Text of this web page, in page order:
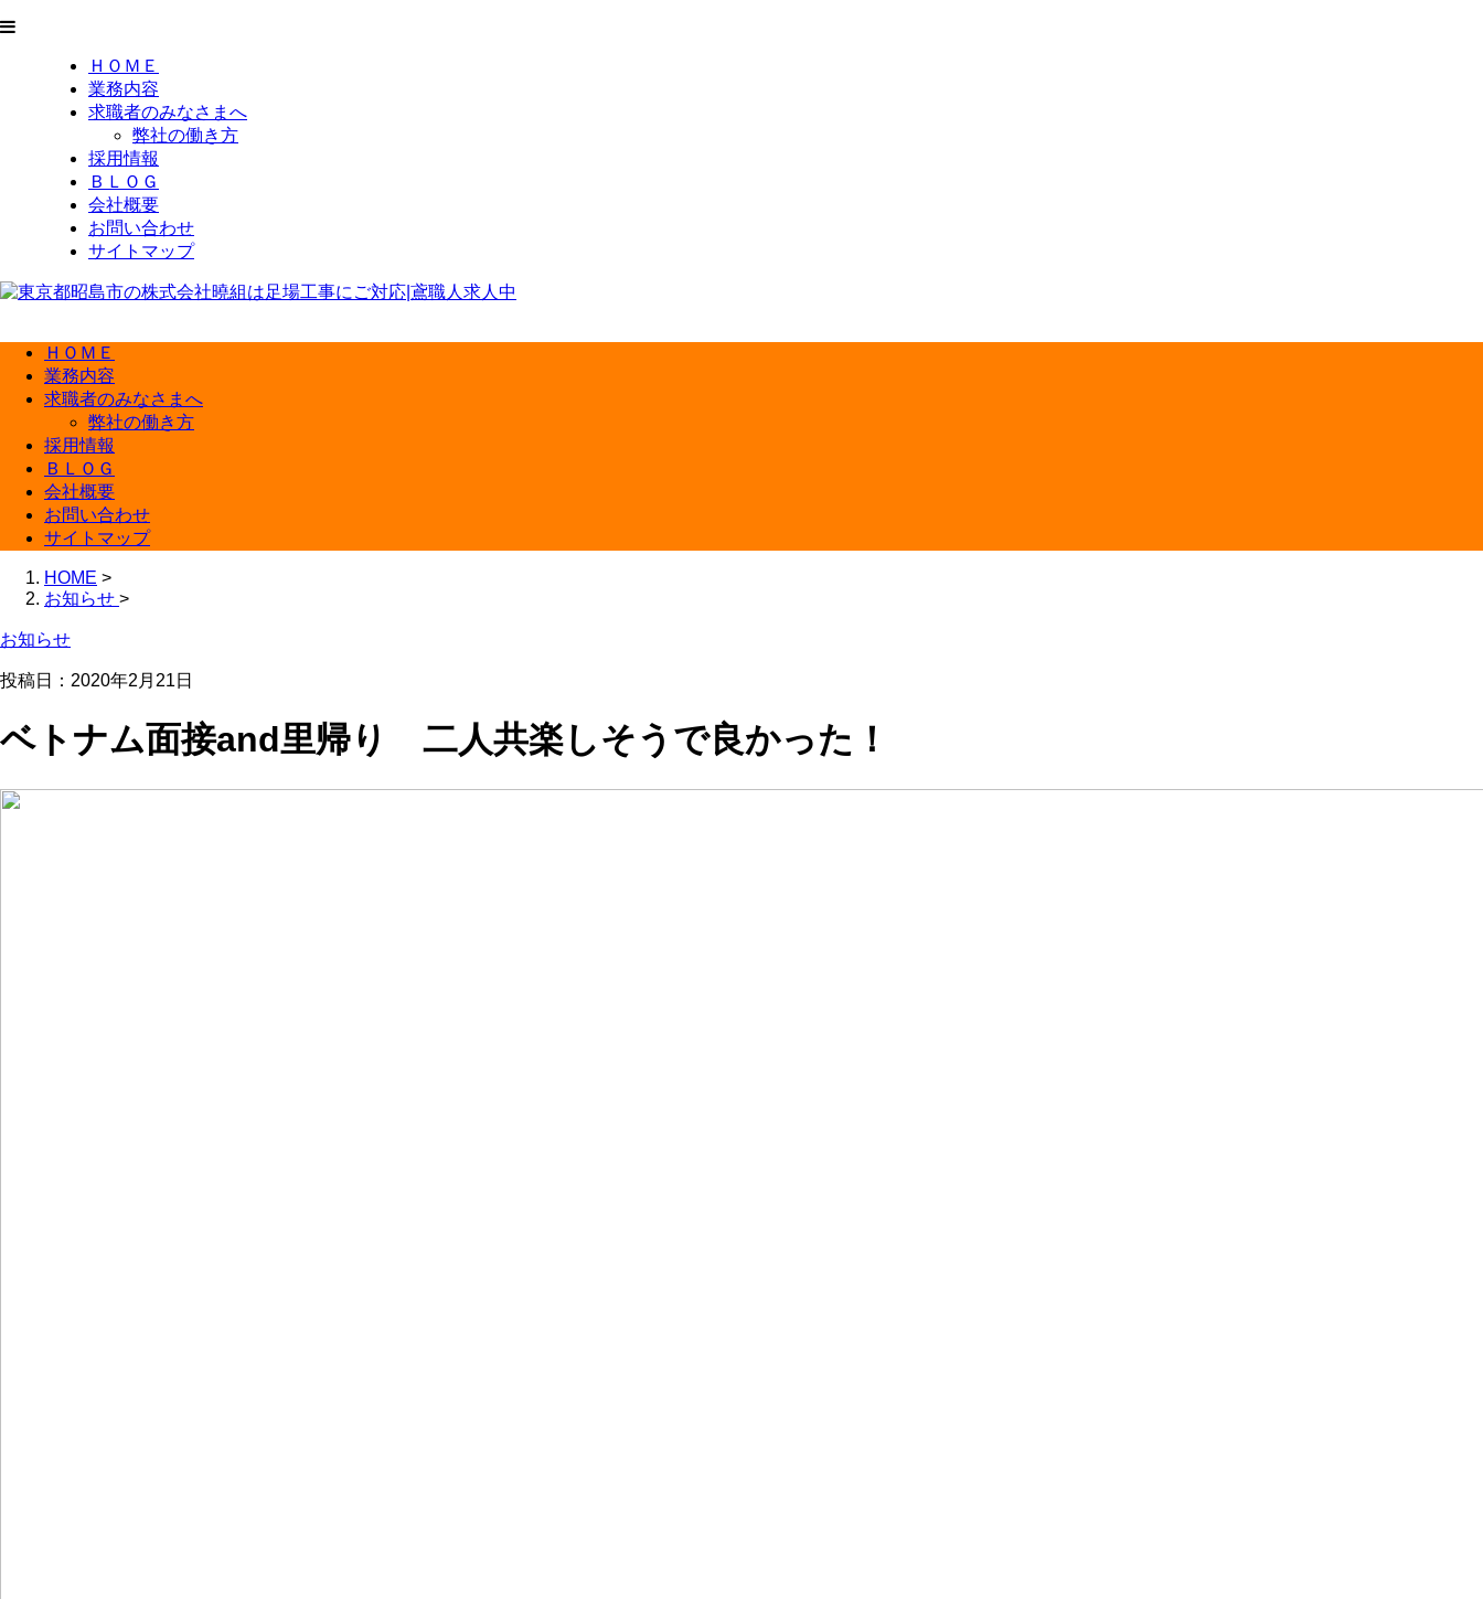
ＨＯＭＥ
業務内容
求職者のみなさまへ
弊社の働き方
採用情報
ＢＬＯＧ
会社概要
お問い合わせ
サイトマップ
ＨＯＭＥ
業務内容
求職者のみなさまへ
弊社の働き方
採用情報
ＢＬＯＧ
会社概要
お問い合わせ
サイトマップ
HOME >
お知らせ >
お知らせ
投稿日：2020年2月21日
ベトナム面接and里帰り 二人共楽しそうで良かった！